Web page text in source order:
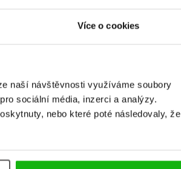
Více o cookies
naší návštěvnosti využíváme soubory
sociální média, inzerci a analýzy.
nebo které poté následovaly, že
uživatelé